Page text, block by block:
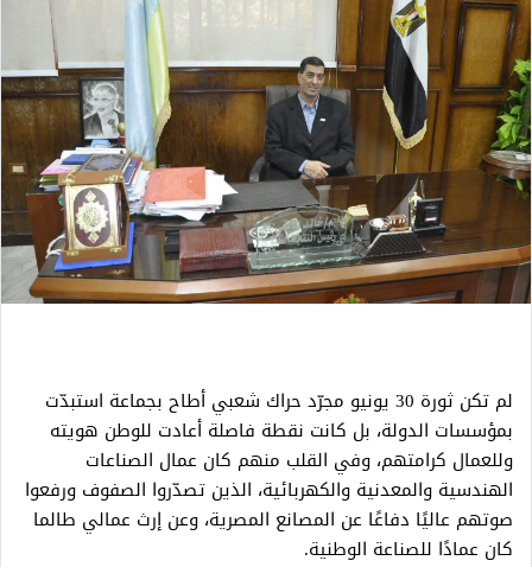
لم تكن ثورة 30 يونيو مجرّد حراك شعبي أطاح بجماعة استبدّت
بمؤسسات الدولة، بل كانت نقطة فاصلة أعادت للوطن هويته
وللعمال كرامتهم، وفي القلب منهم كان عمال الصناعات
الهندسية والمعدنية والكهربائية، الذين تصدّروا الصفوف ورفعوا
صوتهم عاليًا دفاعًا عن المصانع المصرية، وعن إرث عمالي طالما
كان عمادًا للصناعة الوطنية.